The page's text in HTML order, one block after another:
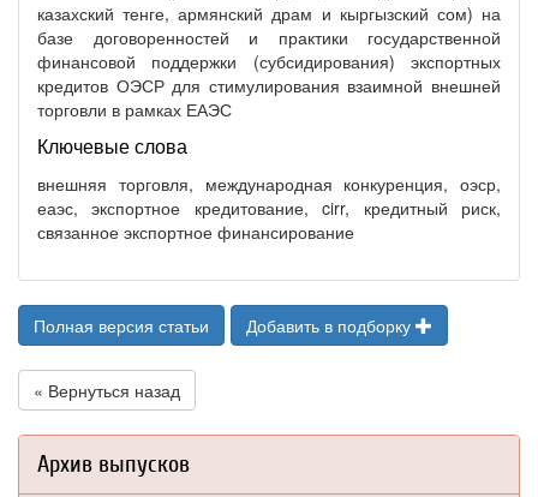
казахский тенге, армянский драм и кыргызский сом) на
базе договоренностей и практики государственной
финансовой поддержки (субсидирования) экспортных
кредитов ОЭСР для стимулирования взаимной внешней
торговли в рамках ЕАЭС
Ключевые слова
внешняя торговля, международная конкуренция, оэср,
еаэс, экспортное кредитование, cirr, кредитный риск,
связанное экспортное финансирование
Полная версия статьи Добавить в подборку
« Вернуться назад
Архив выпусков